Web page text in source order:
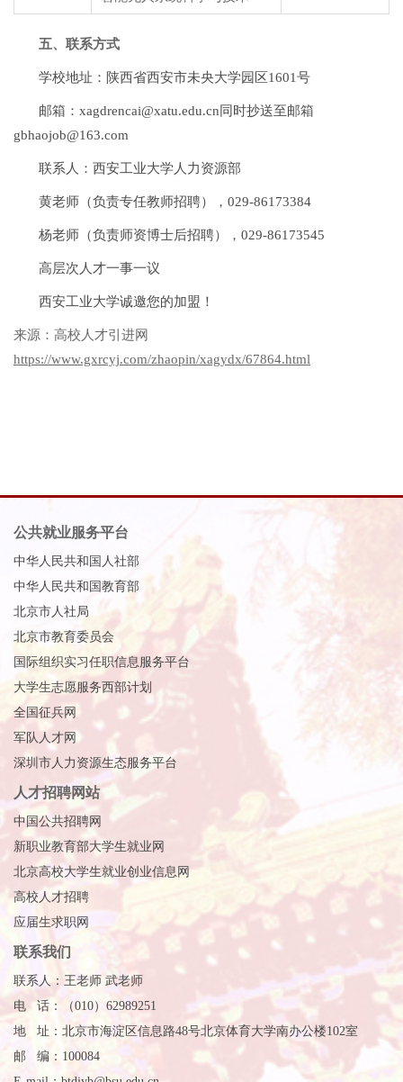
五、联系方式
学校地址：陕西省西安市未央大学园区1601号
邮箱：xagdrencai@xatu.edu.cn同时抄送至邮箱
gbhaojob@163.com
联系人：西安工业大学人力资源部
黄老师（负责专任教师招聘），029-86173384
杨老师（负责师资博士后招聘），029-86173545
高层次人才一事一议
西安工业大学诚邀您的加盟！
来源：高校人才引进网
https://www.gxrcyj.com/zhaopin/xagydx/67864.html
公共就业服务平台
中华人民共和国人社部
中华人民共和国教育部
北京市人社局
北京市教育委员会
国际组织实习任职信息服务平台
大学生志愿服务西部计划
全国征兵网
军队人才网
深圳市人力资源生态服务平台
人才招聘网站
中国公共招聘网
新职业教育部大学生就业网
北京高校大学生就业创业信息网
高校人才招聘
应届生求职网
联系我们
联系人：王老师 武老师
电 话：（010）62989251
地 址：北京市海淀区信息路48号北京体育大学南办公楼102室
邮 编：100084